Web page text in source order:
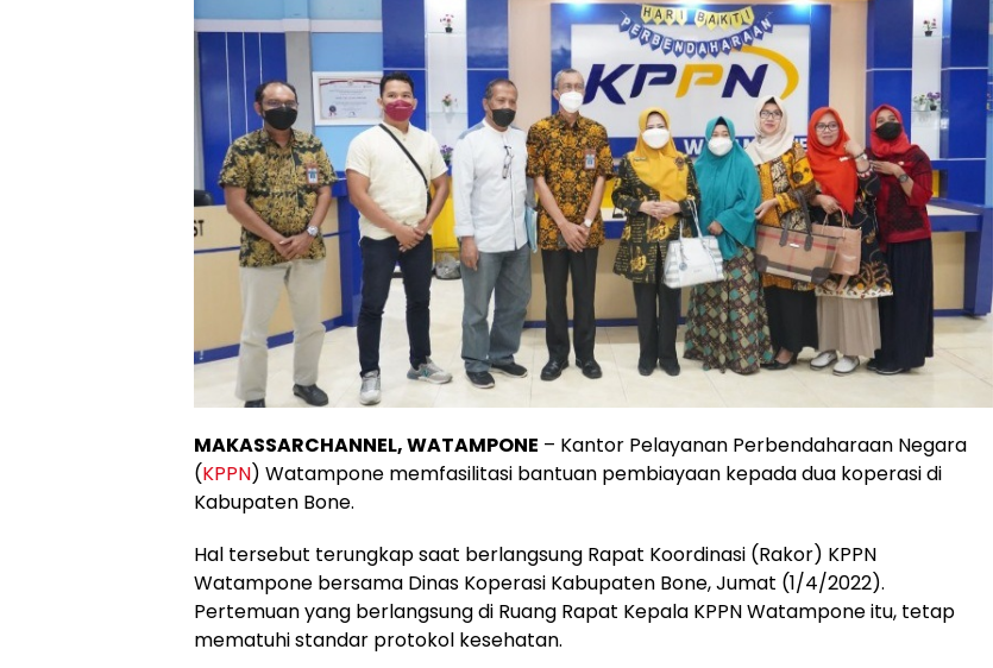
MAKASSARCHANNEL, WATAMPONE – Kantor Pelayanan Perbendaharaan Negara
(KPPN) Watampone memfasilitasi bantuan pembiayaan kepada dua koperasi di
Kabupaten Bone.
Hal tersebut terungkap saat berlangsung Rapat Koordinasi (Rakor) KPPN
Watampone bersama Dinas Koperasi Kabupaten Bone, Jumat (1/4/2022).
Pertemuan yang berlangsung di Ruang Rapat Kepala KPPN Watampone itu, tetap
mematuhi standar protokol kesehatan.